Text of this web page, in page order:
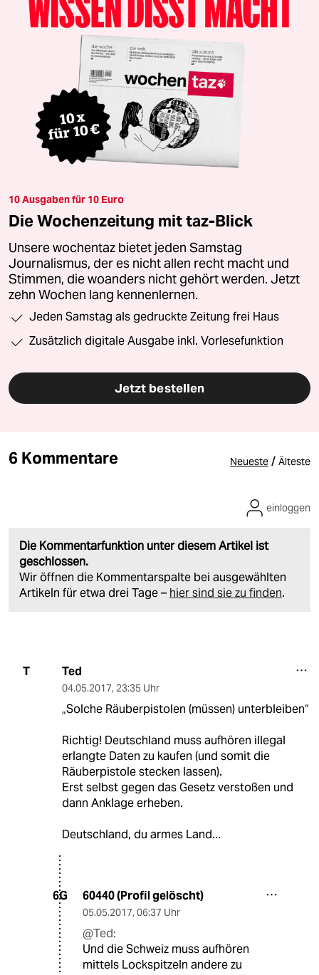
10 Ausgaben für 10 Euro
Die Wochenzeitung mit taz-Blick
Unsere wochentaz bietet jeden Samstag
Journalismus, der es nicht allen recht macht und
Stimmen, die woanders nicht gehört werden. Jetzt
zehn Wochen lang kennenlernen.
Jeden Samstag als gedruckte Zeitung frei Haus
Zusätzlich digitale Ausgabe inkl. Vorlesefunktion
Jetzt bestellen
6 Kommentare Neueste / Älteste
Die Kommentarfunktion unter diesem Artikel ist
geschlossen.
Wir öffnen die Kommentarspalte bei ausgewählten
Artikeln für etwa drei Tage – hier sind sie zu finden.
einloggen
T Ted
04.05.2017, 23:35 Uhr
„Solche Räuberpistolen (müssen) unterbleiben“
Richtig! Deutschland muss aufhören illegal
erlangte Daten zu kaufen (und somit die
Räuberpistole stecken lassen).
Erst selbst gegen das Gesetz verstoßen und
dann Anklage erheben.
Deutschland, du armes Land...
6G 60440 (Profil gelöscht)
05.05.2017, 06:37 Uhr
@Ted:
Und die Schweiz muss aufhören
mittels Lockspitzeln andere zu